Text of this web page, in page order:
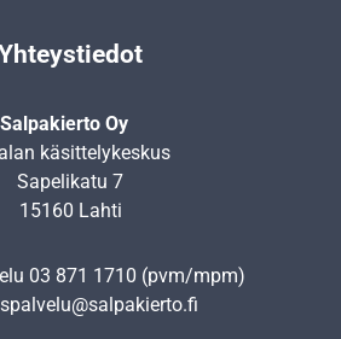
Salpakierto Oy
käsittelykeskus
Sapelikatu 7
15160 Lahti
03 871 1710 (pvm/mpm)